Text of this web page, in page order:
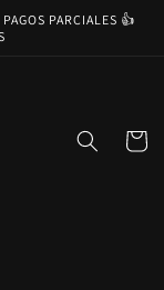
PARCIALES 👍
Carrito